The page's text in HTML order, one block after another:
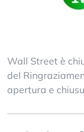
Wall Street è
del
apertura e